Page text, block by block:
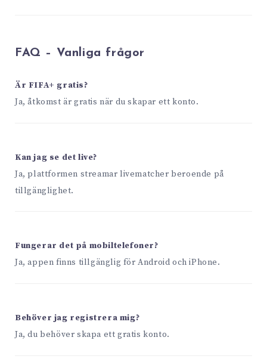
FAQ – Vanliga frågor
Är FIFA+ gratis?
Ja, åtkomst är gratis när du skapar ett konto.
Kan jag se det live?
Ja, plattformen streamar livematcher beroende på
tillgänglighet.
Fungerar det på mobiltelefoner?
Ja, appen finns tillgänglig för Android och iPhone.
Behöver jag registrera mig?
Ja, du behöver skapa ett gratis konto.